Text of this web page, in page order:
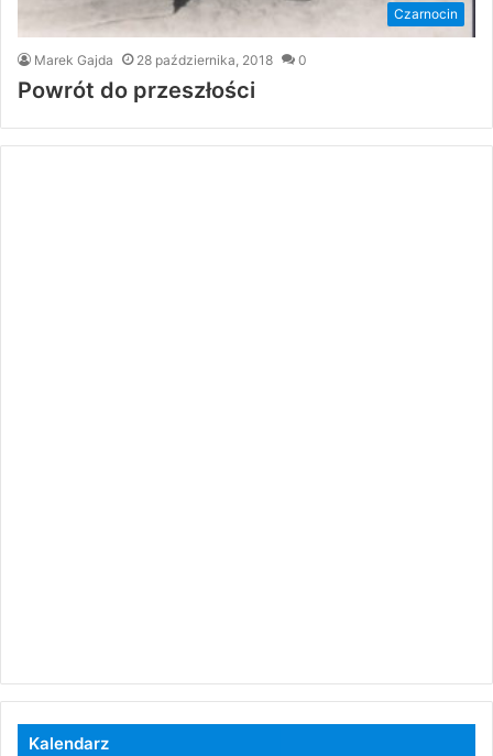
Czarnocin
Marek Gajda 28 października, 2018 0
Powrót do przeszłości
Kalendarz